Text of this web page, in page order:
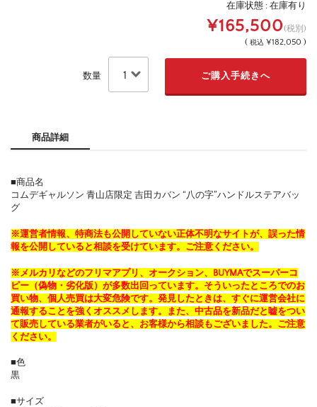
在庫状態 : 在庫有り
¥165,500(税別)
( 税込 ¥182,050 )
数量
商品詳細
■商品名
コムデギャルソン 青山店限定 吉田カバン “八の字”ハンドルステアバッ
グ
※運営者情報、特商法も公開していない正体不明なサイトが、誤った情
報を公開していると相談を受けています。ご注意ください。
※メルカリなどのフリマアプリ、オークション、BUYMAでスーパーコ
ピー（偽物・劣化版）が多数出回っています。そういったところでのお
買い物、個人売買は大変危険です。発見したときは、すぐに運営会社に
通報することを強くオススメします。また、中古品を新品だと嘘をつい
て販売している業者がいると、お客様から相談もございました。ご注意
ください。
■色
黒
■サイズ